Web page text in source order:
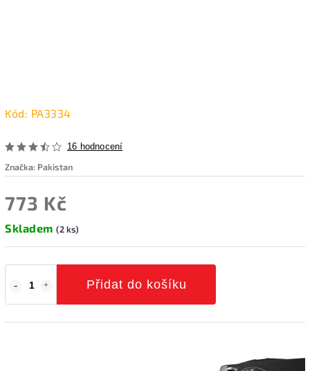
Kód: PA3334
16 hodnocení
Značka: Pakistan
773 Kč
Skladem (2 ks)
Přidat do košíku